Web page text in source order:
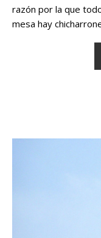
razón por la que
mesa hay